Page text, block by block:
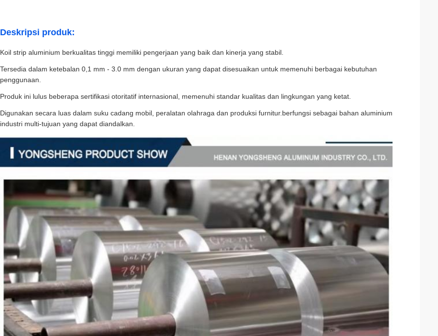
Deskripsi produk:
Koil strip aluminium berkualitas tinggi memiliki pengerjaan yang baik dan kinerja yang stabil.
Tersedia dalam ketebalan 0,1 mm - 3.0 mm dengan ukuran yang dapat disesuaikan untuk memenuhi berbagai kebutuhan
penggunaan.
Produk ini lulus beberapa sertifikasi otoritatif internasional, memenuhi standar kualitas dan lingkungan yang ketat.
Digunakan secara luas dalam suku cadang mobil, peralatan olahraga dan produksi furnitur.berfungsi sebagai bahan aluminium
industri multi-tujuan yang dapat diandalkan.